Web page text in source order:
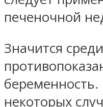
печеночной
Значится среди
некоторых